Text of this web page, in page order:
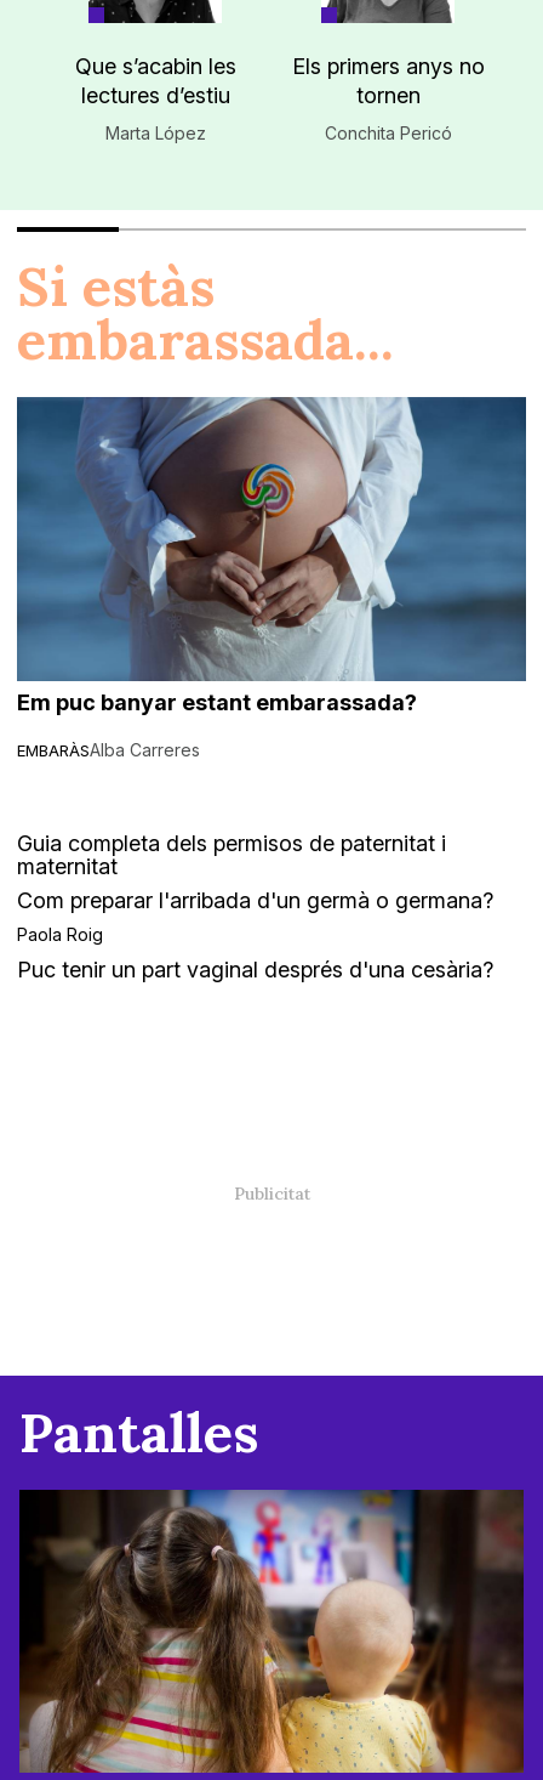
Que s’acabin les
lectures d’estiu
Marta López
Els primers anys no
tornen
Conchita Pericó
Si estàs
embarassada...
EMBARÀS
Em puc banyar estant embarassada?
Alba Carreres
Guia completa dels permisos de paternitat i
maternitat
Com preparar l'arribada d'un germà o germana?
Paola Roig
Puc tenir un part vaginal després d'una cesària?
Pantalles